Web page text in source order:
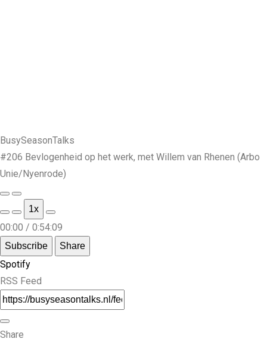
BusySeasonTalks
#206 Bevlogenheid op het werk, met Willem van Rhenen (Arbo
Unie/Nyenrode)
1x
00:00 / 0:54:09
Subscribe Share
Spotify
RSS Feed
Share